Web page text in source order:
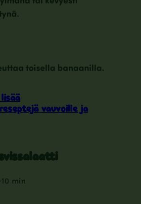
toisella banaanilla.
vauvoille ja
min